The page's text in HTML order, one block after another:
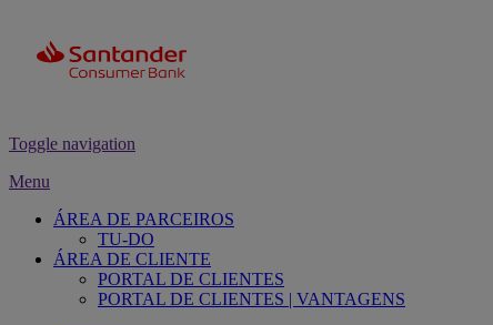
Toggle navigation
Menu
ÁREA DE PARCEIROS
TU-DO
ÁREA DE CLIENTE
PORTAL DE CLIENTES
PORTAL DE CLIENTES | VANTAGENS